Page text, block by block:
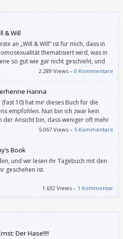
& Will
an „Will & Will“ ist für mich, dass in
thematisiert wird, was in
so gut wie gar nicht geschieht, und
randständigen Label „Gay“.
2.289 Views –0 Kommentare
Hanna
10) hat mir dieses Buch für die
empfohlen. Nun bin ich zwar kein
der Ansicht bin, dass weniger oft mehr
in seine Dramen gerne möglichst
in “Superhenne Hanna” macht er
5.067 Views – 5 Kommentare
Book
und wir lesen ihr Tagebuch mit den
geschehen ist.
1.632 Views – 1 Kommentar
Der Hase!!!!